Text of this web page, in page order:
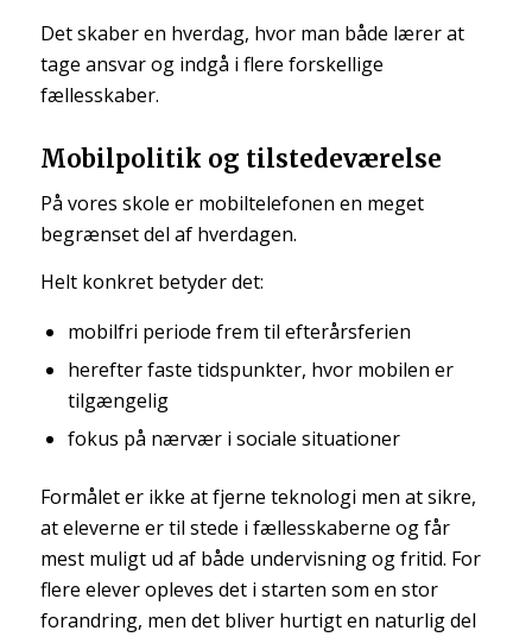
Det skaber en hverdag, hvor man både lærer at
tage ansvar og indgå i flere forskellige
fællesskaber.
Mobilpolitik og tilstedeværelse
På vores skole er mobiltelefonen en meget
begrænset del af hverdagen.
Helt konkret betyder det:
mobilfri periode frem til efterårsferien
herefter faste tidspunkter, hvor mobilen er
tilgængelig
fokus på nærvær i sociale situationer
Formålet er ikke at fjerne teknologi men at sikre,
at eleverne er til stede i fællesskaberne og får
mest muligt ud af både undervisning og fritid. For
flere elever opleves det i starten som en stor
forandring, men det bliver hurtigt en naturlig del